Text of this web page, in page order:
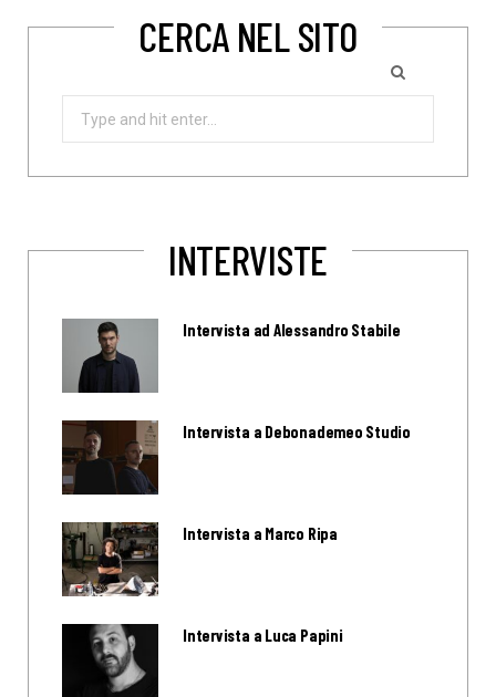
CERCA NEL SITO
INTERVISTE
Intervista ad Alessandro Stabile
Intervista a Debonademeo Studio
Intervista a Marco Ripa
Intervista a Luca Papini